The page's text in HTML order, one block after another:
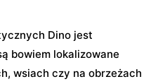
Dino jest
bowiem lokalizowane
wsiach czy na obrzeżach